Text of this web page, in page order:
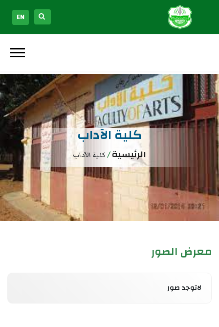
EN
كلية الآداب
الرئيسية/كلية الآداب
معرض الصور
لاتوجد صور